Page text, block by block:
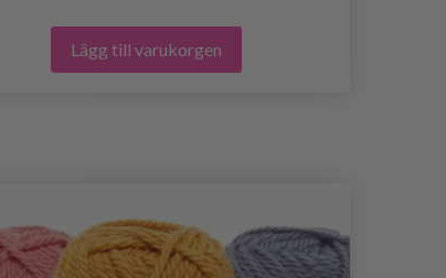
Lägg till varukorgen